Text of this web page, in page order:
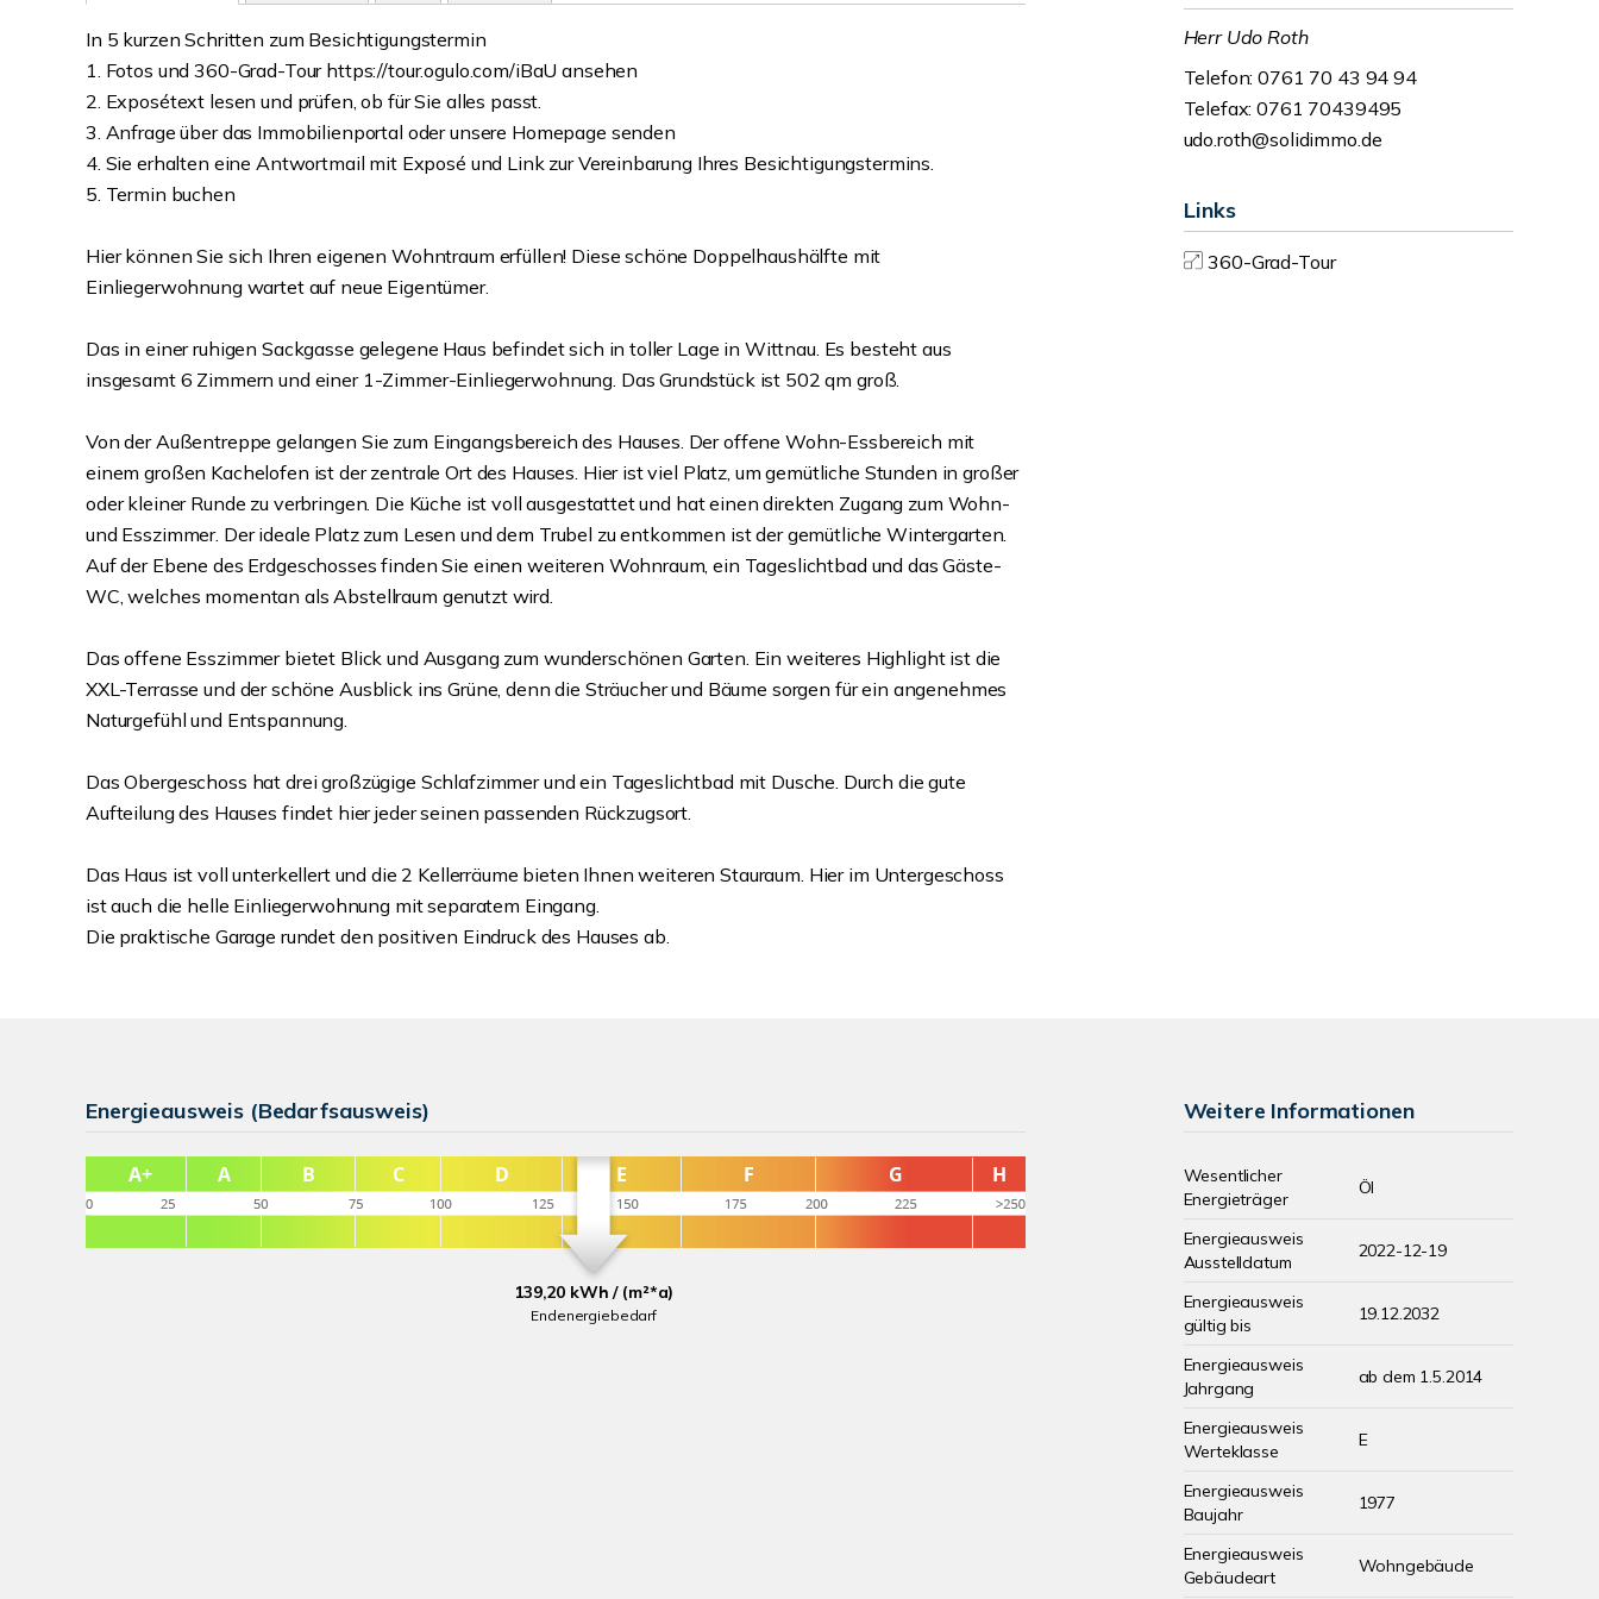
In 5 kurzen Schritten zum Besichtigungstermin
1. Fotos und 360-Grad-Tour https://tour.ogulo.com/iBaU ansehen
2. Exposétext lesen und prüfen, ob für Sie alles passt.
3. Anfrage über das Immobilienportal oder unsere Homepage senden
4. Sie erhalten eine Antwortmail mit Exposé und Link zur Vereinbarung Ihres Besichtigungstermins.
5. Termin buchen
Hier können Sie sich Ihren eigenen Wohntraum erfüllen! Diese schöne Doppelhaushälfte mit
Einliegerwohnung wartet auf neue Eigentümer.
Das in einer ruhigen Sackgasse gelegene Haus befindet sich in toller Lage in Wittnau. Es besteht aus
insgesamt 6 Zimmern und einer 1-Zimmer-Einliegerwohnung. Das Grundstück ist 502 qm groß.
Von der Außentreppe gelangen Sie zum Eingangsbereich des Hauses. Der offene Wohn-Essbereich mit
einem großen Kachelofen ist der zentrale Ort des Hauses. Hier ist viel Platz, um gemütliche Stunden in großer
oder kleiner Runde zu verbringen. Die Küche ist voll ausgestattet und hat einen direkten Zugang zum Wohn-
und Esszimmer. Der ideale Platz zum Lesen und dem Trubel zu entkommen ist der gemütliche Wintergarten.
Auf der Ebene des Erdgeschosses finden Sie einen weiteren Wohnraum, ein Tageslichtbad und das Gäste-
WC, welches momentan als Abstellraum genutzt wird.
Das offene Esszimmer bietet Blick und Ausgang zum wunderschönen Garten. Ein weiteres Highlight ist die
XXL-Terrasse und der schöne Ausblick ins Grüne, denn die Sträucher und Bäume sorgen für ein angenehmes
Naturgefühl und Entspannung.
Das Obergeschoss hat drei großzügige Schlafzimmer und ein Tageslichtbad mit Dusche. Durch die gute
Aufteilung des Hauses findet hier jeder seinen passenden Rückzugsort.
Das Haus ist voll unterkellert und die 2 Kellerräume bieten Ihnen weiteren Stauraum. Hier im Untergeschoss
ist auch die helle Einliegerwohnung mit separatem Eingang.
Die praktische Garage rundet den positiven Eindruck des Hauses ab.
Herr Udo Roth
Telefon: 0761 70 43 94 94
Telefax: 0761 70439495
udo.roth@solidimmo.de
Links
360-Grad-Tour
Energieausweis (Bedarfsausweis)
139,20 kWh / (m²*a)
Endenergiebedarf
Weitere Informationen
Wesentlicher
Energieträger
Öl
Energieausweis
Ausstelldatum
2022-12-19
Energieausweis
gültig bis
19.12.2032
Energieausweis
Jahrgang
ab dem 1.5.2014
Energieausweis
Werteklasse
E
Energieausweis
Baujahr
1977
Energieausweis
Gebäudeart
Wohngebäude